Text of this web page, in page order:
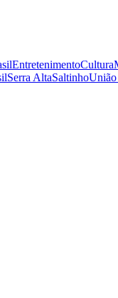
EntretenimentoCultura
Serra AltaSaltinhoUnião